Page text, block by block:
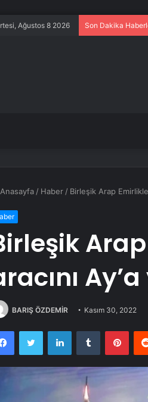
Ağustos 8 2026 Son Dakika
Anasayfa / Haber / Birleşik Arap
BARIŞ ÖZDEMİR Kasım 30, 2022
FacebookTwitter LinkedInTumblr